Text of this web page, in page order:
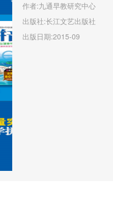
作者:九通早教研究中心
出版社:长江文艺出版社
出版日期:2015-09